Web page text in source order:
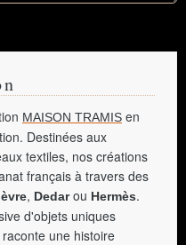
MAISON TRAMIS en
Destinées aux
textiles, nos créations
français à travers des
, Dedarou Hermès.
d'objets uniques
une histoire